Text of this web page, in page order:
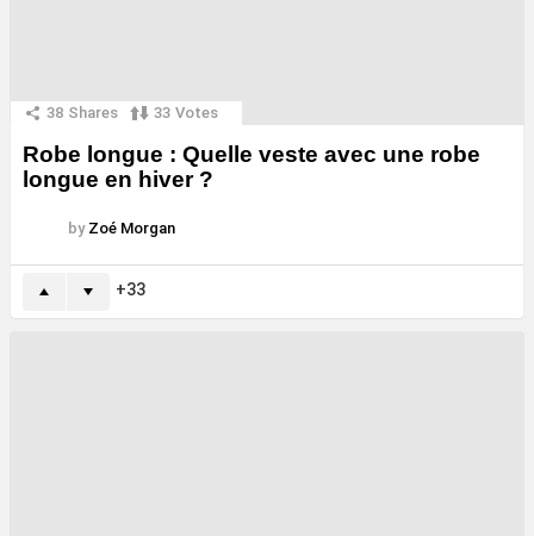
38 Shares 33 Votes
Robe longue : Quelle veste avec une robe
longue en hiver ?
by Zoé Morgan
33